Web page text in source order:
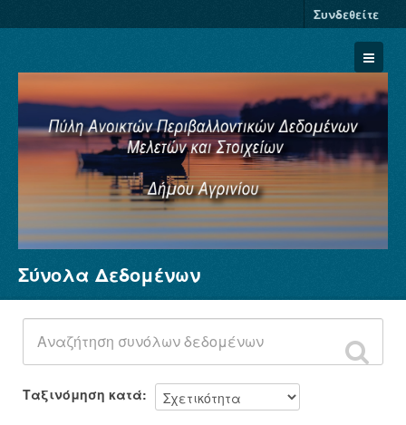
Συνδεθείτε
Σύνολα Δεδομένων
Φορείς
Ομάδες
Σχετικά
Σύνολα Δεδομένων
Ταξινόμηση κατά